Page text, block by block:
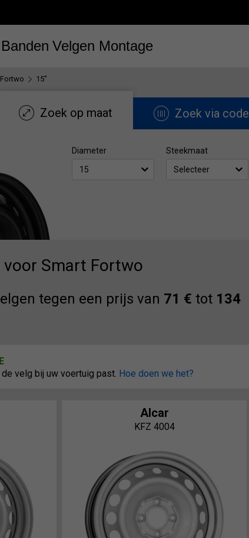
Banden Velgen Montage
Fortwo 15"
Zoek op maat Zoek via code
Diameter Steekmaat
voor Smart Fortwo
tegen een prijs van 71 € tot 134
velg bij uw voertuig past. Hoe doen we het?
Alcar
KFZ 4004